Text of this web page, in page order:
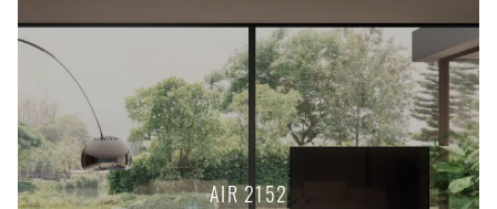
AIR 2152